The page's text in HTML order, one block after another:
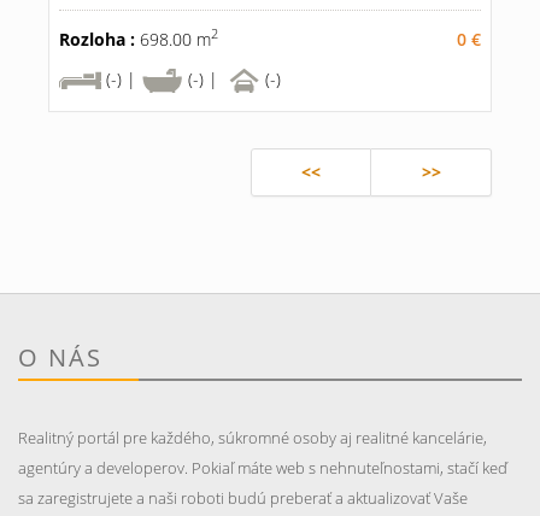
Rozloha : 698.00 m2
0 €
(-) |
(-) | (-)
<< >>
O NÁS
Realitný portál pre každého, súkromné osoby aj realitné kancelárie,
agentúry a developerov. Pokiaľ máte web s nehnuteľnostami, stačí keď
sa zaregistrujete a naši roboti budú preberať a aktualizovať Vaše